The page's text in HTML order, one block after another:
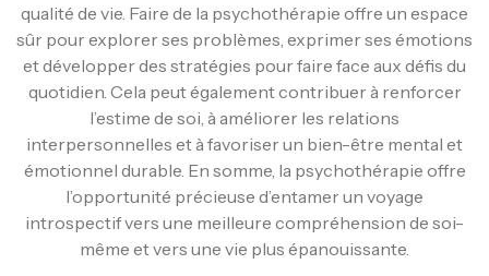
qualité de vie. Faire de la psychothérapie offre un espace
sûr pour explorer ses problèmes, exprimer ses émotions
et développer des stratégies pour faire face aux défis du
quotidien. Cela peut également contribuer à renforcer
l’estime de soi, à améliorer les relations
interpersonnelles et à favoriser un bien-être mental et
émotionnel durable. En somme, la psychothérapie offre
l’opportunité précieuse d’entamer un voyage
introspectif vers une meilleure compréhension de soi-
même et vers une vie plus épanouissante.